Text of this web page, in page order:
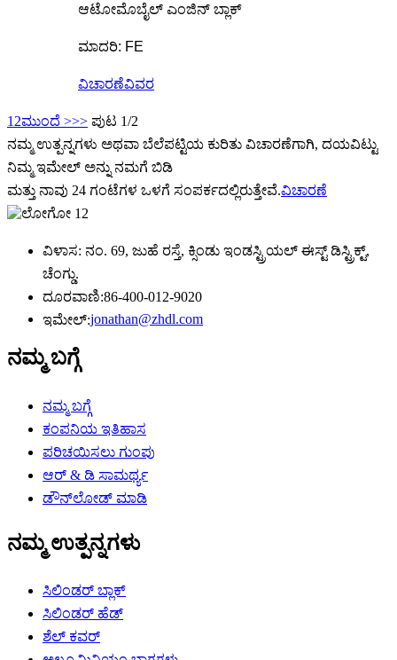
ಆಟೋಮೊಬೈಲ್ ಎಂಜಿನ್ ಬ್ಲಾಕ್
ಮಾದರಿ: FE
ವಿಚಾರಣೆವಿವರ
1 2ಮುಂದೆ >>> ಪುಟ 1/2
ನಮ್ಮ ಉತ್ಪನ್ನಗಳು ಅಥವಾ ಬೆಲೆಪಟ್ಟಿಯ ಕುರಿತು ವಿಚಾರಣೆಗಾಗಿ, ದಯವಿಟ್ಟು
ನಿಮ್ಮ ಇಮೇಲ್ ಅನ್ನು ನಮಗೆ ಬಿಡಿ
ಮತ್ತು ನಾವು 24 ಗಂಟೆಗಳ ಒಳಗೆ ಸಂಪರ್ಕದಲ್ಲಿರುತ್ತೇವೆ.ವಿಚಾರಣೆ
ವಿಳಾಸ: ನಂ. 69, ಜುಹೆ ರಸ್ತೆ, ಕ್ಸಿಂಡು ಇಂಡಸ್ಟ್ರಿಯಲ್ ಈಸ್ಟ್ ಡಿಸ್ಟ್ರಿಕ್ಟ್,
ಚೆಂಗ್ಡು.
ದೂರವಾಣಿ:86-400-012-9020
ಇಮೇಲ್:jonathan@zhdl.com
ನಮ್ಮ ಬಗ್ಗೆ
ನಮ್ಮ ಬಗ್ಗೆ
ಕಂಪನಿಯ ಇತಿಹಾಸ
ಪರಿಚಯಿಸಲು ಗುಂಪು
ಆರ್ & ಡಿ ಸಾಮರ್ಥ್ಯ
ಡೌನ್‌ಲೋಡ್ ಮಾಡಿ
ನಮ್ಮ ಉತ್ಪನ್ನಗಳು
ಸಿಲಿಂಡರ್ ಬ್ಲಾಕ್
ಸಿಲಿಂಡರ್ ಹೆಡ್
ಶೆಲ್ ಕವರ್